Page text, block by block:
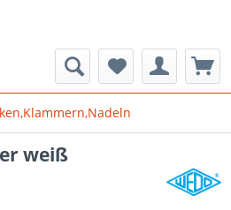
weiß